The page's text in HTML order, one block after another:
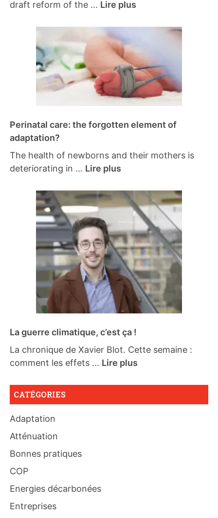
draft reform of the ... Lire plus
Perinatal care: the forgotten element of
adaptation?
The health of newborns and their mothers is
deteriorating in ... Lire plus
La guerre climatique, c’est ça !
La chronique de Xavier Blot. Cette semaine :
comment les effets ... Lire plus
CATÉGORIES
Adaptation
Atténuation
Bonnes pratiques
COP
Energies décarbonées
Entreprises